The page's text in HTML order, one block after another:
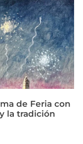
de Feria con
la tradición